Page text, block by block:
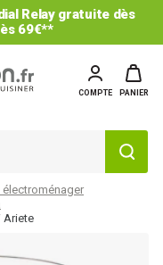
Relay gratuite dès
69€**
COMPTE PANIER
électroménager
Ariete